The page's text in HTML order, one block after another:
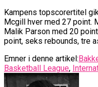
Kampens topscorertitel
Mcgill hver med 27 point.
Malik Parson med 20
point, seks rebounds, tre
Emner i denne artikel:
Basketball League,